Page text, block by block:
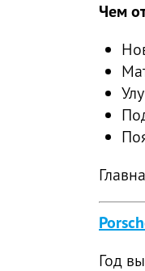
Чем
Год